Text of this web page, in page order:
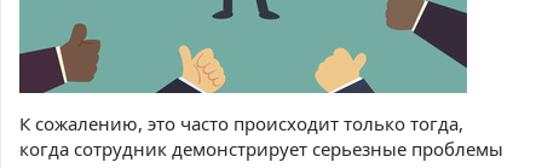
К сожалению, это часто происходит только тогда,
когда сотрудник демонстрирует серьезные проблемы